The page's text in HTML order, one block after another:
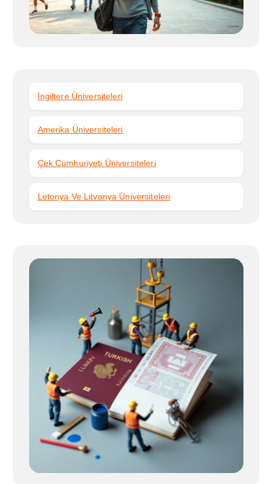
İngiltere Üniversiteleri
Amerika Üniversiteleri
Çek Cumhuriyeti Üniversiteleri
Letonya Ve Litvanya Üniversiteleri